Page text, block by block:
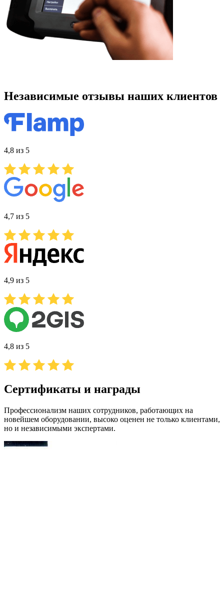
Независимые отзывы наших клиентов
4,8 из 5
4,7 из 5
4,9 из 5
4,8 из 5
Сертификаты и награды
Профессионализм наших сотрудников, работающих на
новейшем оборудовании, высоко оценен не только клиентами,
но и независимыми экспертами.